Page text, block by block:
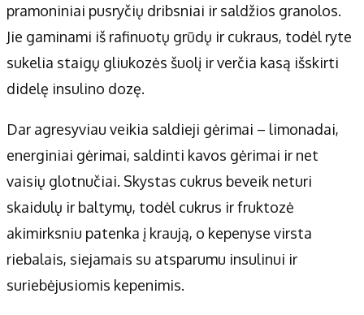
pramoniniai pusryčių dribsniai ir saldžios granolos.
Jie gaminami iš rafinuotų grūdų ir cukraus, todėl ryte
sukelia staigų gliukozės šuolį ir verčia kasą išskirti
didelę insulino dozę.
Dar agresyviau veikia saldieji gėrimai – limonadai,
energiniai gėrimai, saldinti kavos gėrimai ir net
vaisių glotnučiai. Skystas cukrus beveik neturi
skaidulų ir baltymų, todėl cukrus ir fruktozė
akimirksniu patenka į kraują, o kepenyse virsta
riebalais, siejamais su atsparumu insulinui ir
suriebėjusiomis kepenimis.